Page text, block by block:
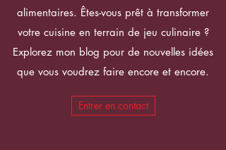
alimentaires. Êtes-vous prêt à transformer
votre cuisine en terrain de jeu culinaire ?
Explorez mon blog pour de nouvelles idées
que vous voudrez faire encore et encore.
Entrer en contact